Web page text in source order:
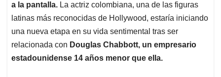
A
p
p
o
o
k
d
I
n
d
s
a la pantalla. La actriz colombiana, una de las figuras
latinas más reconocidas de Hollywood, estaría iniciando
una nueva etapa en su vida sentimental tras ser
relacionada con Douglas Chabbott, un empresario
estadounidense 14 años menor que ella.